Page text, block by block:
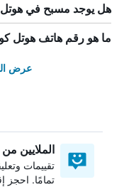
هل يوجد مسبح في هوتل
ما هو رقم هاتف هوتل
عرض
الملايين
تقييمات
تمامًا. احجز